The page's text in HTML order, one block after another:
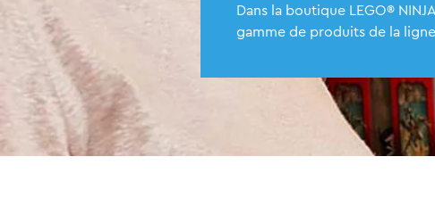
Dans la boutique LEGO®
gamme de produits de la